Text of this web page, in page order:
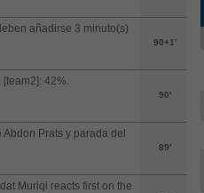
añadirse 3 minuto(s)
90+1'
42%.
90'
Prats y parada del
89'
Muriqi reacts first on the